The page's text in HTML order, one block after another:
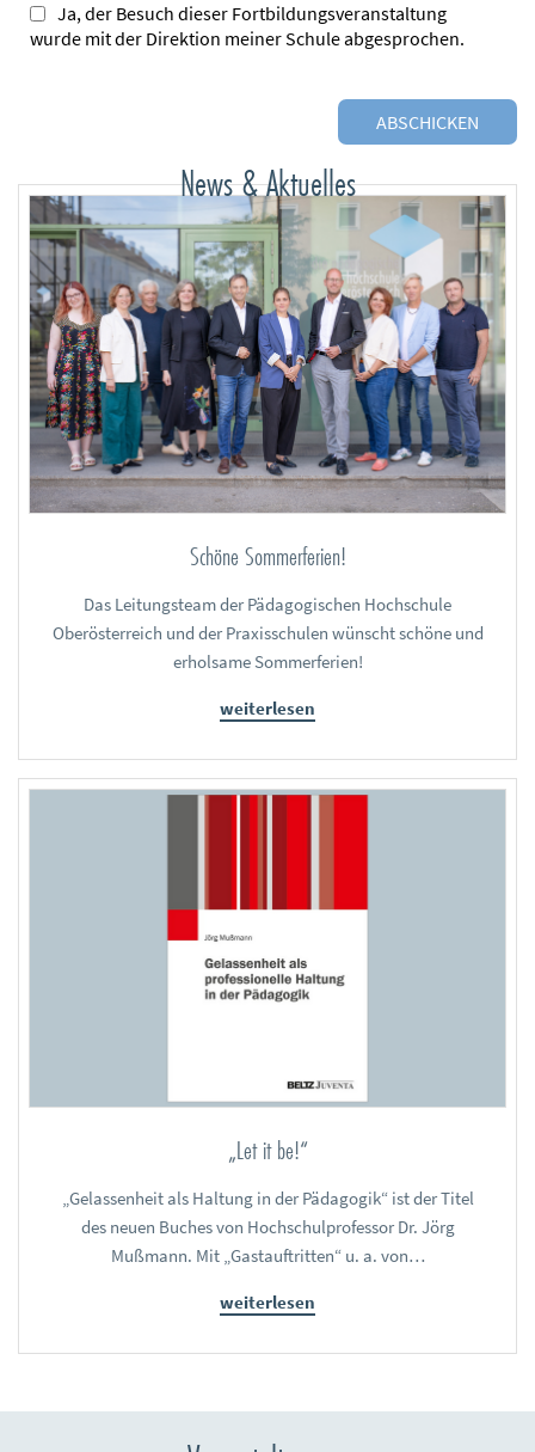
Ja, der Besuch dieser Fortbildungsveranstaltung
wurde mit der Direktion meiner Schule abgesprochen.
News & Aktuelles
Schöne Sommerferien!
Das Leitungsteam der Pädagogischen Hochschule
Oberösterreich und der Praxisschulen wünscht schöne und
erholsame Sommerferien!
weiterlesen
„Let it be!“
„Gelassenheit als Haltung in der Pädagogik“ ist der Titel
des neuen Buches von Hochschulprofessor Dr. Jörg
Mußmann. Mit „Gastauftritten“ u. a. von…
weiterlesen